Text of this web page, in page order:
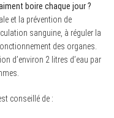
boire chaque jour ?
et la prévention de
sanguine, à réguler la
des organes.
d’environ 2 litres d’eau par
conseillé de :